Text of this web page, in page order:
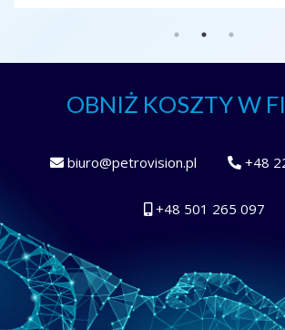
OBNIŻ KOSZTY W
biuro@petrovision.pl +48
+48 501 265 097